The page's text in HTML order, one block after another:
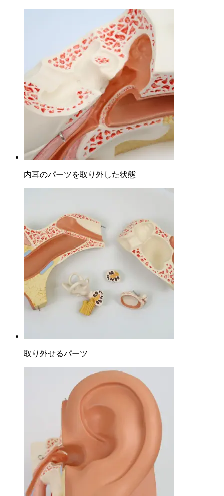
内耳のパーツを取り外した状態
取り外せるパーツ